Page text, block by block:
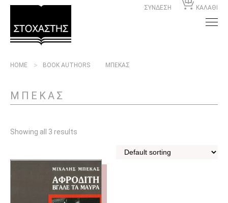
ΣΥΝΔΕΣΗ ΚΑΛΑΘΙ
HOME BOOK AUTHORS ΜΠΕΚΑΣ
ΜΠΕΚΑΣ
Showing all 3 results